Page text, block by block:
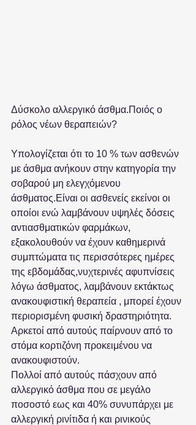
Δύσκολο αλλεργικό άσθμα.Ποιός ο
ρόλος νέων θεραπειών?
Υπολογίζεται ότι το 10 % των ασθενών
με άσθμα ανήκουν στην κατηγορία την
σοβαρού μη ελεγχόμενου
άσθματος.Είναι οι ασθενείς εκείνοι οι
οποίοι ενώ λαμβάνουν υψηλές δόσεις
αντιασθματικών φαρμάκων,
εξακολουθούν να έχουν καθημερινά
συμπτώματα τις περισσότερες ημέρες
της εβδομάδας,νυχτερινές αφυπνίσεις
λόγω άσθματος, λαμβάνουν εκτάκτως
ανακουφιστική θεραπεία , μπορεί έχουν
περιορισμένη φυσική δραστηριότητα.
Αρκετοί από αυτούς παίρνουν από το
στόμα κορτιζόνη προκειμένου να
ανακουφιστούν.
Πολλοί από αυτούς πάσχουν από
αλλεργικό άσθμα που σε μεγάλο
ποσοστό εως και 40% συνυπάρχει με
αλλεργική ρινίτιδα ή και ρινικούς